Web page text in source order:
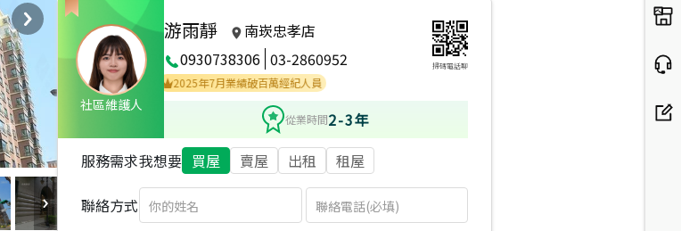
社區維護人
游雨靜
南崁忠孝店
0930738306 03-2860952 掃碼電話聊
2025年8月區成件TOP1 2025年7月業績破百萬經紀人員
從業時間2-3年
服務需求我想要 買屋 賣屋 出租 租屋
聯絡方式